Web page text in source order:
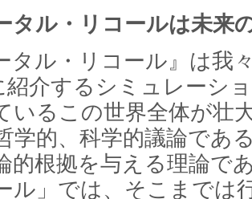
タル・リコールは未来
タル・リコール』は我
紹介するシミュレーシ
いるこの世界全体が壮
学的、科学的議論であ
的根拠を与える理論で
ル」では、そこまでは